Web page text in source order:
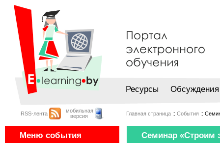
Ресурсы Обсуждения
RSS-лента
мобильная
версия
Главная страница :: События ::
Меню события Семинар «Строим